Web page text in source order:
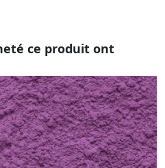
ce produit ont